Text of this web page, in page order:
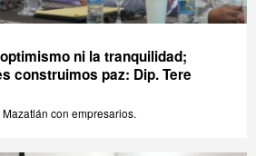
ni la tranquilidad;
construimos paz: Dip. Tere
con empresarios.